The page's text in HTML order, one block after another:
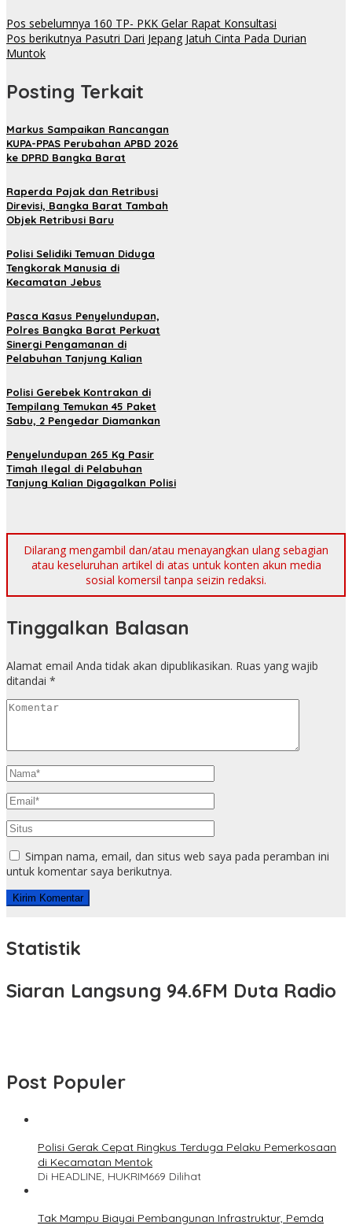
Pos sebelumnya 160 TP- PKK Gelar Rapat Konsultasi
Pos berikutnya Pasutri Dari Jepang Jatuh Cinta Pada Durian
Muntok
Posting Terkait
Markus Sampaikan Rancangan
KUPA-PPAS Perubahan APBD 2026
ke DPRD Bangka Barat
Raperda Pajak dan Retribusi
Direvisi, Bangka Barat Tambah
Objek Retribusi Baru
Polisi Selidiki Temuan Diduga
Tengkorak Manusia di
Kecamatan Jebus
Pasca Kasus Penyelundupan,
Polres Bangka Barat Perkuat
Sinergi Pengamanan di
Pelabuhan Tanjung Kalian
Polisi Gerebek Kontrakan di
Tempilang Temukan 45 Paket
Sabu, 2 Pengedar Diamankan
Penyelundupan 265 Kg Pasir
Timah Ilegal di Pelabuhan
Tanjung Kalian Digagalkan Polisi
Dilarang mengambil dan/atau menayangkan ulang sebagian
atau keseluruhan artikel di atas untuk konten akun media
sosial komersil tanpa seizin redaksi.
Tinggalkan Balasan
Alamat email Anda tidak akan dipublikasikan. Ruas yang wajib
ditandai *
Simpan nama, email, dan situs web saya pada peramban ini
untuk komentar saya berikutnya.
Statistik
Siaran Langsung 94.6FM Duta Radio
Post Populer
Polisi Gerak Cepat Ringkus Terduga Pelaku Pemerkosaan
di Kecamatan Mentok
Di HEADLINE, HUKRIM669 Dilihat
Tak Mampu Biayai Pembangunan Infrastruktur, Pemda